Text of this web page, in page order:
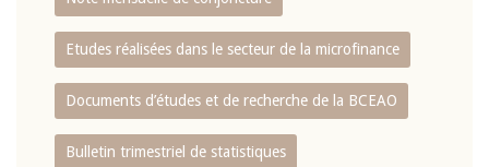
Etudes réalisées dans le secteur de la microfinance
Documents d’études et de recherche de la BCEAO
Bulletin trimestriel de statistiques